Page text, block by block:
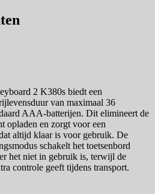
2 K380s biedt een
van maximaal 36
AAA-batterijen. Dit elimineert de
opladen en zorgt voor een
altijd klaar is voor gebruik. De
schakelt het toetsenbord
het niet in gebruik is, terwijl de
controle geeft tijdens transport.